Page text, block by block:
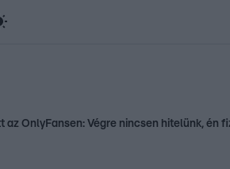
Wanted
az OnlyFansen: Végre nincsen hitelünk, én